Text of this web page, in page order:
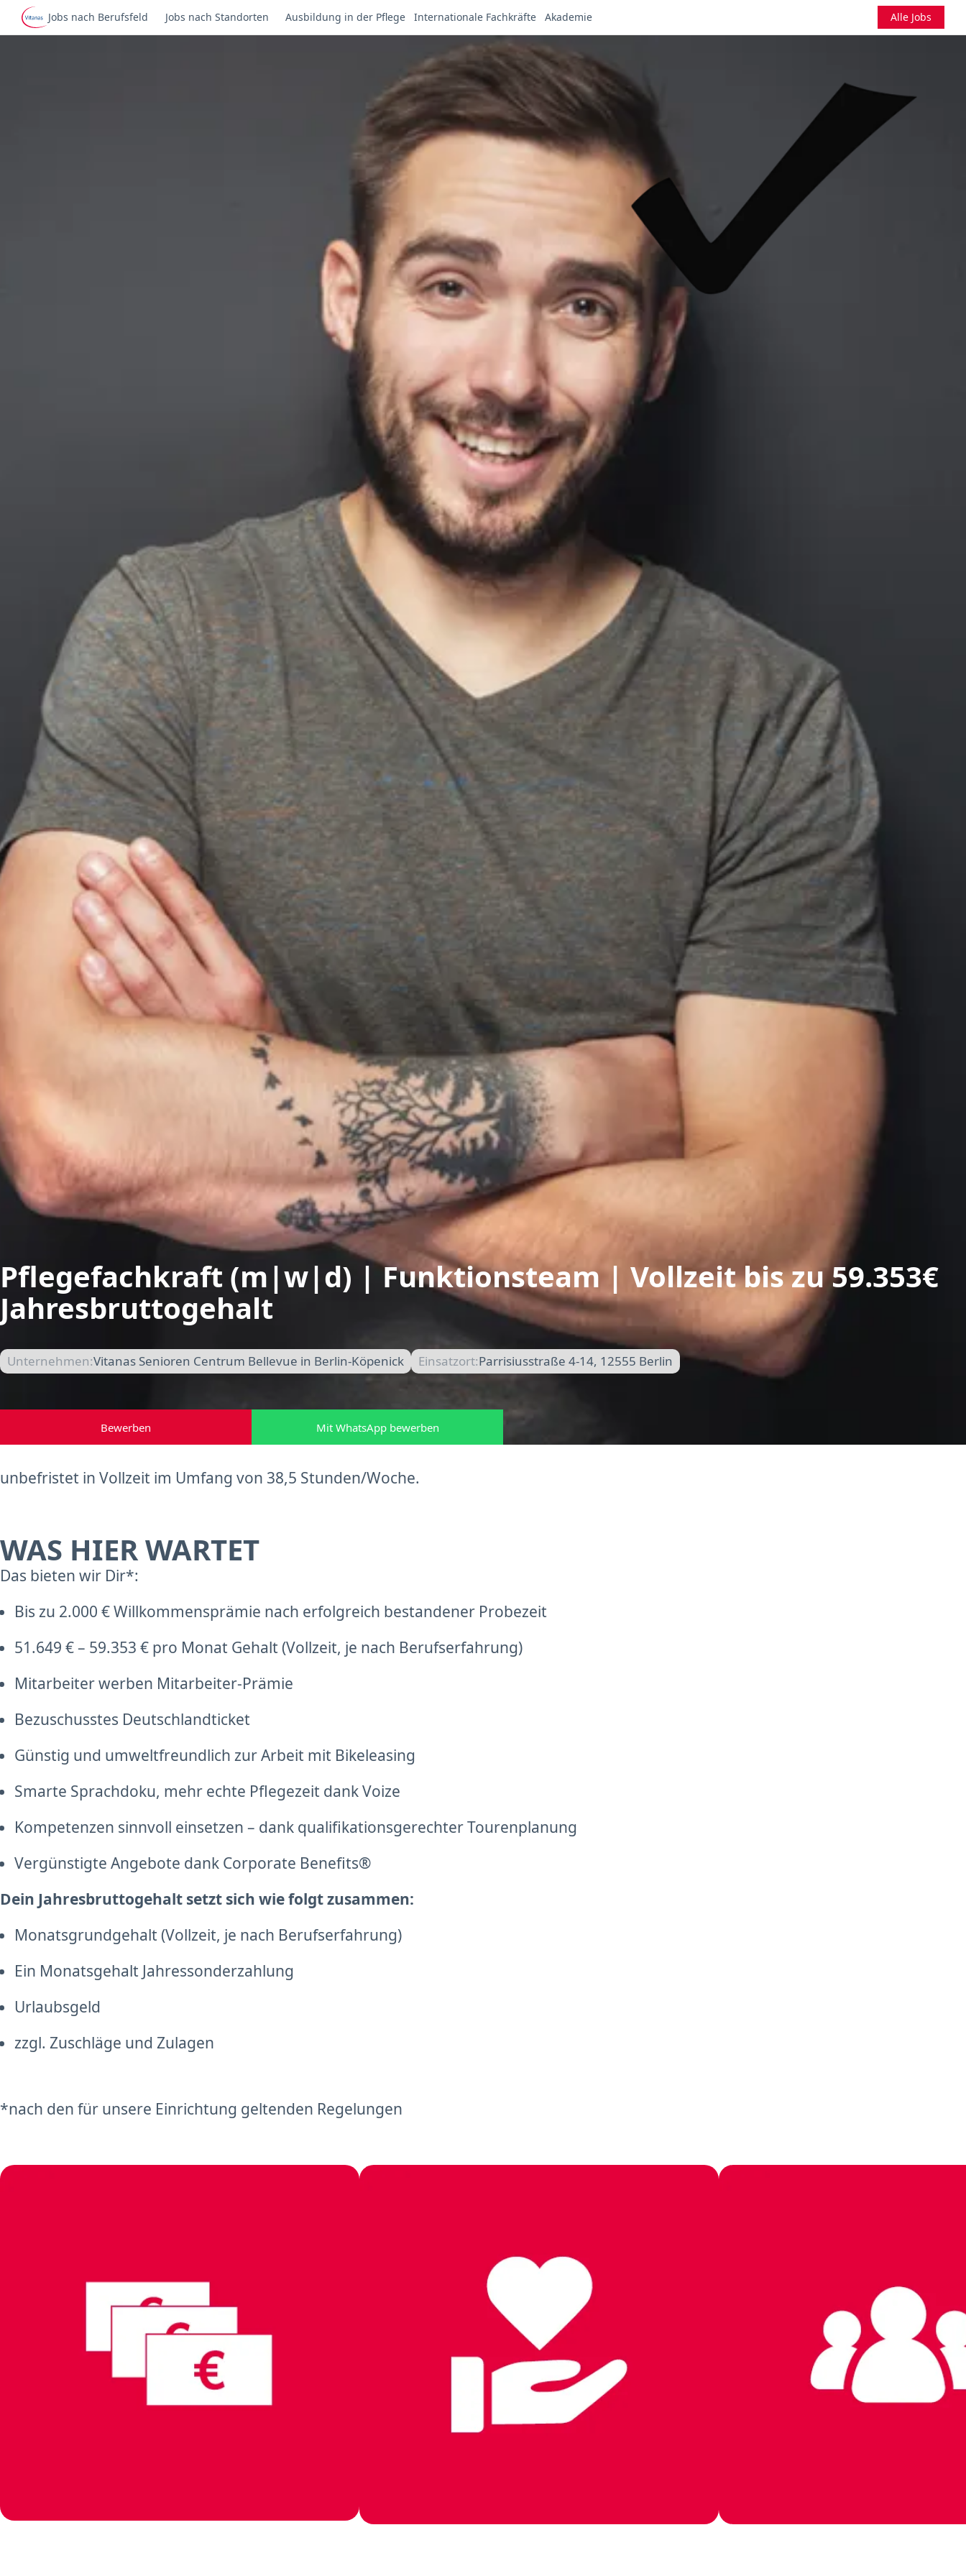
Jobs nach Berufsfeld Jobs nach Standorten Ausbildung in der Pflege Internationale Fachkräfte Akademie Alle Jobs
Pflegefachkraft (m|w|d) | Funktionsteam | Vollzeit bis zu 59.353€
Jahresbruttogehalt
Unternehmen:Vitanas Senioren Centrum Bellevue in Berlin-Köpenick Einsatzort:Parrisiusstraße 4-14, 12555 Berlin
Bewerben Mit WhatsApp bewerben
unbefristet in Vollzeit im Umfang von 38,5 Stunden/Woche.
WAS HIER WARTET
Das bieten wir Dir*:
Bis zu 2.000 € Willkommensprämie nach erfolgreich bestandener Probezeit
51.649 € – 59.353 € pro Monat Gehalt (Vollzeit, je nach Berufserfahrung)
Mitarbeiter werben Mitarbeiter-Prämie
Bezuschusstes Deutschlandticket
Günstig und umweltfreundlich zur Arbeit mit Bikeleasing
Smarte Sprachdoku, mehr echte Pflegezeit dank Voize
Kompetenzen sinnvoll einsetzen – dank qualifikationsgerechter Tourenplanung
Vergünstigte Angebote dank Corporate Benefits®
Dein Jahresbruttogehalt setzt sich wie folgt zusammen:
Monatsgrundgehalt (Vollzeit, je nach Berufserfahrung)
Ein Monatsgehalt Jahressonderzahlung
Urlaubsgeld
zzgl. Zuschläge und Zulagen
*nach den für unsere Einrichtung geltenden Regelungen